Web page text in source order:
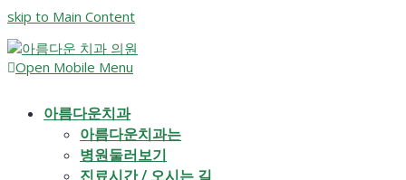
skip to Main Content
Open Mobile Menu
아름다운치과
아름다운치과는
병원둘러보기
진료시간 / 오시는 길